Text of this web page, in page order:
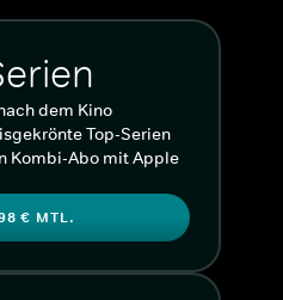
dem Kino
Top-Serien
Kombi-Abo mit Apple
€ MTL.